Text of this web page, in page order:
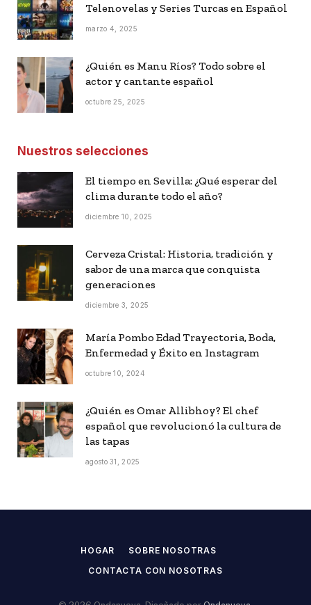
Telenovelas y Series Turcas en Español
marzo 4, 2025
¿Quién es Manu Ríos? Todo sobre el
actor y cantante español
octubre 25, 2025
Nuestros selecciones
El tiempo en Sevilla: ¿Qué esperar del
clima durante todo el año?
diciembre 10, 2025
Cerveza Cristal: Historia, tradición y
sabor de una marca que conquista
generaciones
diciembre 3, 2025
María Pombo Edad Trayectoria, Boda,
Enfermedad y Éxito en Instagram
octubre 10, 2024
¿Quién es Omar Allibhoy? El chef
español que revolucionó la cultura de
las tapas
agosto 31, 2025
HOGAR
SOBRE NOSOTRAS
CONTACTA CON NOSOTRAS